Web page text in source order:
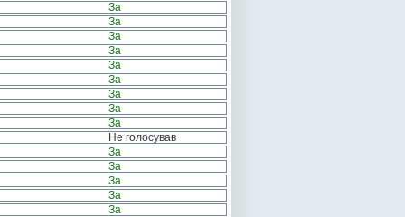
За
За
За
За
За
За
За
За
За
Не голосував
За
За
За
За
За